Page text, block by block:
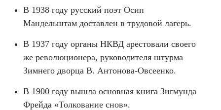
В 1938 году русский поэт Осип
Мандельштам доставлен в трудовой лагерь.
В 1937 году органы НКВД арестовали своего
же революционера, руководителя штурма
Зимнего дворца В. Антонова-Овсеенко.
В 1900 году вышла основная книга Зигмунда
Фрейда «Толкование снов».